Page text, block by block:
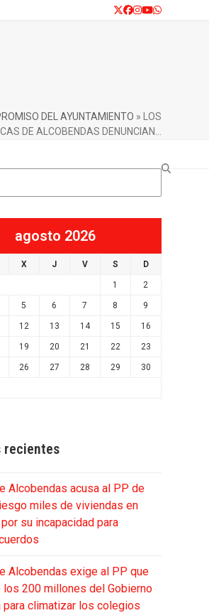
Twitter
Facebook
Instagram
YouTube
Whatsapp
DEL AYUNTAMIENTO »
LOS
DE ALCOBENDAS DENUNCIAN…
agosto 2026
X J V S D
1 2
5 6 7 8 9
12 13 14 15 16
19 20 21 22 23
26 27 28 29 30
recientes
Alcobendas acusa al PP de
miles de viviendas en
su incapacidad para
Alcobendas exige al PP que
los 200 millones del Gobierno
para climatizar los colegios